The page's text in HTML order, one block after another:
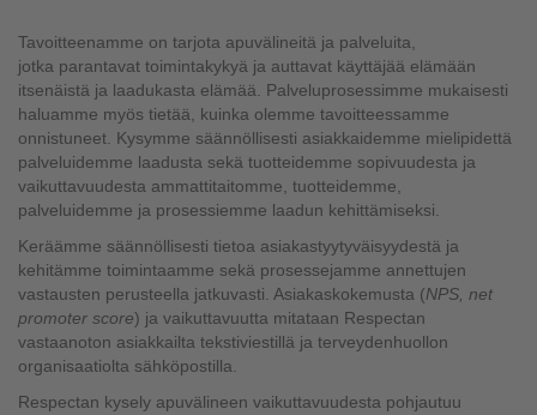
Tavoitteenamme on tarjota apuvälineitä ja palveluita,
jotka parantavat toimintakykyä ja auttavat käyttäjää elämään
itsenäistä ja laadukasta elämää. Palveluprosessimme mukaisesti
haluamme myös tietää, kuinka olemme tavoitteessamme
onnistuneet. Kysymme säännöllisesti asiakkaidemme mielipidettä
palveluidemme laadusta sekä tuotteidemme sopivuudesta ja
vaikuttavuudesta ammattitaitomme, tuotteidemme,
palveluidemme ja prosessiemme laadun kehittämiseksi.
Keräämme säännöllisesti tietoa asiakastyytyväisyydestä ja
kehitämme toimintaamme sekä prosessejamme annettujen
vastausten perusteella jatkuvasti. Asiakaskokemusta (NPS, net
promoter score) ja vaikuttavuutta mitataan Respectan
vastaanoton asiakkailta tekstiviestillä ja terveydenhuollon
organisaatiolta sähköpostilla.
Respectan kysely apuvälineen vaikuttavuudesta pohjautuu